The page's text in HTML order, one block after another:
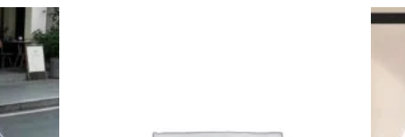
Add to
wishlist